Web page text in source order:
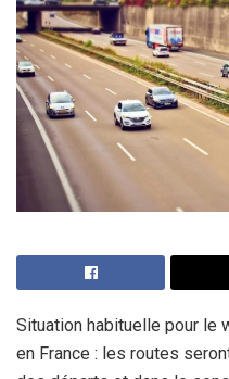
Situation habituelle pour le
en France : les routes